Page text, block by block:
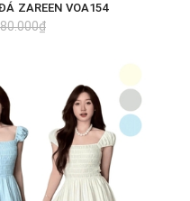
ZAREEN VOA154